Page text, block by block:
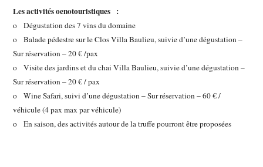
Les activités oenotouristiques :
o Dégustation des 7 vins du domaine
o Balade pédestre sur le Clos Villa Baulieu, suivie d’une dégustation –
Sur réservation – 20 € /pax
o Visite des jardins et du chai Villa Baulieu, suivie d’une dégustation –
Sur réservation – 20 € / pax
o Wine Safari, suivi d’une dégustation – Sur réservation – 60 € /
véhicule (4 pax max par véhicule)
o En saison, des activités autour de la truffe pourront être proposées